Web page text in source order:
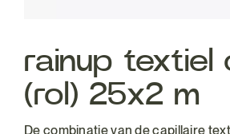
rainup textiel
(rol) 25x2 m
De combinatie van de capillaire